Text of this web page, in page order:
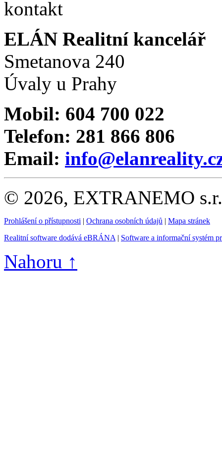
ELÁN Realitní kancelář
Smetanova 240
Úvaly u Prahy
Mobil: 604 700 022
Telefon: 281 866 806
Email:
© 2026, EXTRANEMO
Prohlášení o přístupnosti | Ochrana osobních údajů | Mapa stránek
Realitní software dodává eBRÁNA | Software a informační systém
Nahoru ↑